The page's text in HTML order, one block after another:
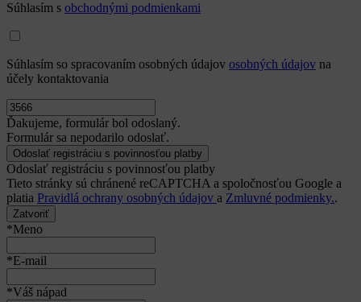
Súhlasím s obchodnými podmienkami
Súhlasím so spracovaním osobných údajov osobných údajov na
účely kontaktovania
Ďakujeme, formulár bol odoslaný.
Formulár sa nepodarilo odoslať.
Odoslať registráciu s povinnosťou platby
Tieto stránky sú chránené reCAPTCHA a spoločnosťou Google a
platia Pravidlá ochrany osobných údajov a Zmluvné podmienky..
Zatvoriť
*Meno
*E-mail
*Váš nápad